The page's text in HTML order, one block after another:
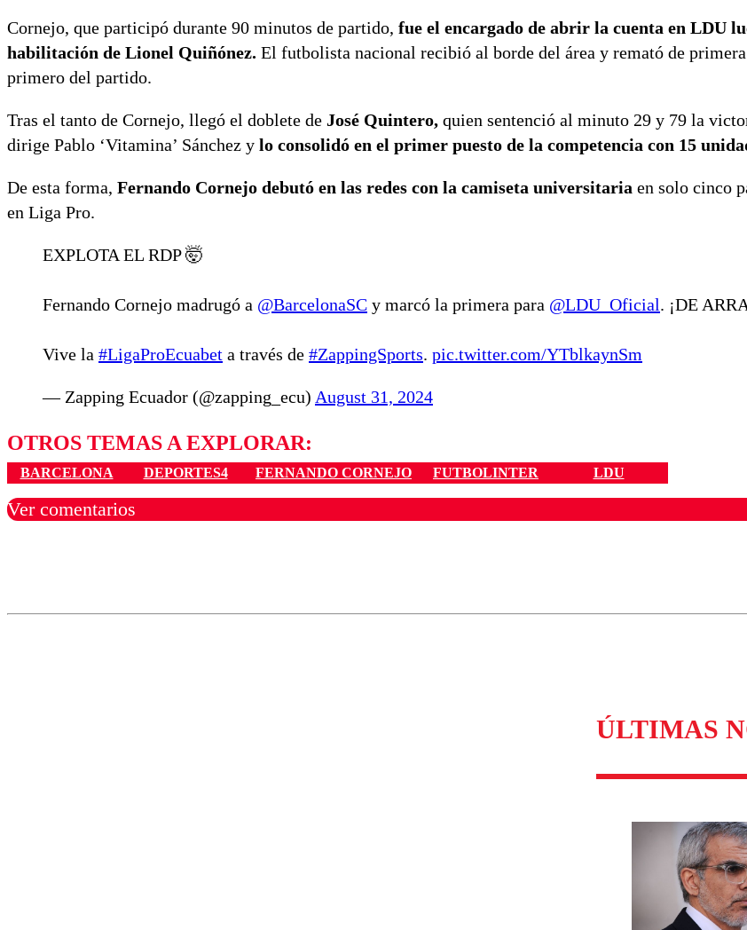
Cornejo, que participó durante 90 minutos de partido, fue el encargado de abrir la cuenta en LDU
habilitación de Lionel Quiñónez. El futbolista nacional recibió al borde del área y remató de
primero del partido.
Tras el tanto de Cornejo, llegó el doblete de José Quintero, quien sentenció al minuto 29 y 79 la
dirige Pablo ‘Vitamina’ Sánchez y lo consolidó en el primer puesto de la competencia con 15
De esta forma, Fernando Cornejo debutó en las redes con la camiseta universitaria en solo cinco
en Liga Pro.
EXPLOTA EL RDP 🤯
Fernando Cornejo madrugó a @BarcelonaSC y marcó la primera para @LDU_Oficial. ¡DE
Vive la #LigaProEcuabet a través de #ZappingSports. pic.twitter.com/YTblkaynSm
— Zapping Ecuador (@zapping_ecu) August 31, 2024
OTROS TEMAS A EXPLORAR:
BARCELONA DEPORTES4 FERNANDO CORNEJO FUTBOLINTER LDU
Ver comentarios
ÚLTIMAS